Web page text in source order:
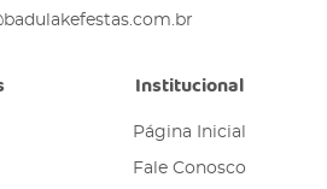
Institucional
Página Inicial
Fale Conosco